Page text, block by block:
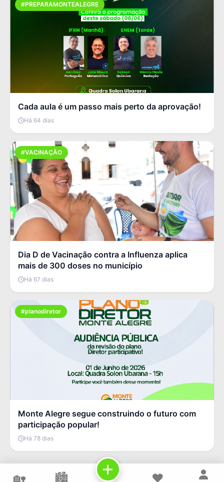
#PREPARAMONTEALEGRE
Cada aula é um passo mais perto da aprovação!
Há 64 dias
#VACINAÇÃO
Dia D de Vacinação contra a Influenza aplica
mais de 300 doses no município
Há 67 dias
#planodiretor
Monte Alegre segue construindo o futuro com
participação popular!
Há 78 dias
🏡 🏙️ ❤️